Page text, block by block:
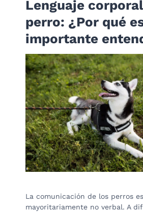
Lenguaje
perro: ¿Por qué
importante
La comunicación de los perros es
mayoritariamente no verbal. A